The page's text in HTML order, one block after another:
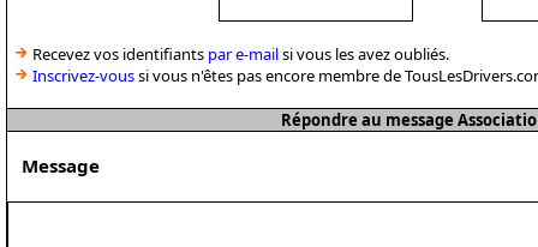
Recevez vos identifiants par e-mailsi vous les avez oubliés.
Inscrivez-voussi vous n'êtes pas encore membre de
Répondre au message
Message